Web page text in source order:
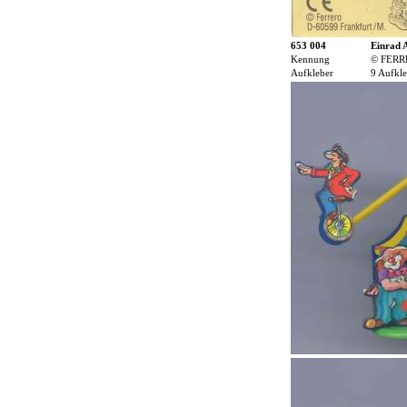
653 004
Einrad
Kennung
©
Aufkleber
9